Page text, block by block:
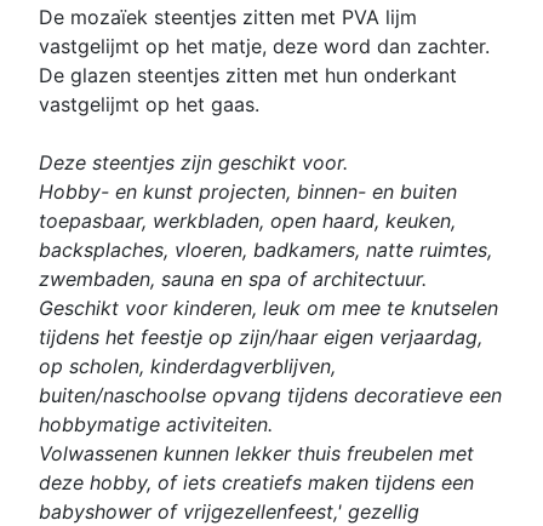
De mozaïek steentjes zitten met PVA lijm
vastgelijmt op het matje, deze word dan zachter.
De glazen steentjes zitten met hun onderkant
vastgelijmt op het gaas.
Deze steentjes zijn geschikt voor.
Hobby- en kunst projecten, binnen- en buiten
toepasbaar, werkbladen, open haard, keuken,
backsplaches, vloeren, badkamers, natte ruimtes,
zwembaden, sauna en spa of architectuur.
Geschikt voor kinderen, leuk om mee te knutselen
tijdens het feestje op zijn/haar eigen verjaardag,
op scholen, kinderdagverblijven,
buiten/naschoolse opvang tijdens decoratieve een
hobbymatige activiteiten.
Volwassenen kunnen lekker thuis freubelen met
deze hobby, of iets creatiefs maken tijdens een
babyshower of vrijgezellenfeest,' gezellig